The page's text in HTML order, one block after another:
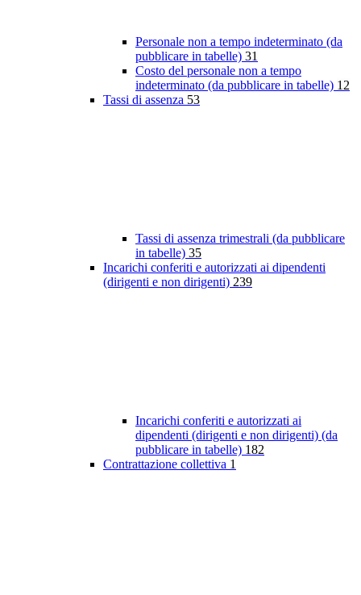
Personale non a tempo indeterminato (da
pubblicare in tabelle) 31
Costo del personale non a tempo
indeterminato (da pubblicare in tabelle) 12
Tassi di assenza 53
Tassi di assenza trimestrali (da pubblicare
in tabelle) 35
Incarichi conferiti e autorizzati ai dipendenti
(dirigenti e non dirigenti) 239
Incarichi conferiti e autorizzati ai
dipendenti (dirigenti e non dirigenti) (da
pubblicare in tabelle) 182
Contrattazione collettiva 1